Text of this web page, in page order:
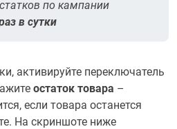
по кампании
в сутки
активируйте переключатель
остаток товара –
если товара останется
На скриншоте ниже